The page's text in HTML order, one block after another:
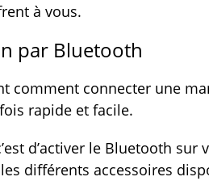
à vous.
par Bluetooth
comment connecter une
rapide et facile.
d’activer le Bluetooth
les différents accessoires